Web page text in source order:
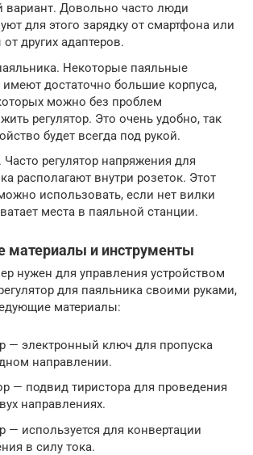
вариант. Довольно часто люди
для этого зарядку от смартфона или
других адаптеров.
Некоторые паяльные
имеют достаточно большие корпуса,
можно без проблем
регулятор. Это очень удобно, так
будет всегда под рукой.
Часто регулятор напряжения для
располагают внутри розеток. Этот
использовать, если нет вилки
места в паяльной станции.
материалы и инструменты
нужен для управления устройством
для паяльника своими руками,
материалы:
— электронный ключ для пропуска
направлении.
— подвид тиристора для проведения
направлениях.
— используется для конвертации
в силу тока.